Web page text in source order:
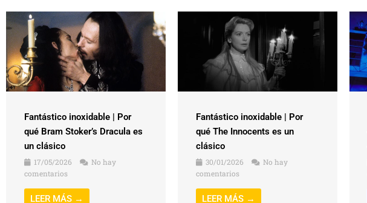
Fantástico inoxidable | Por
qué Bram Stoker’s Dracula es
un clásico
17/05/2026
No hay
comentarios
LEER MÁS →
Fantástico inoxidable | Por
qué The Innocents es un
clásico
30/01/2026
No hay
comentarios
LEER MÁS →